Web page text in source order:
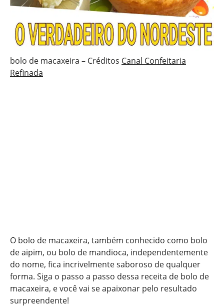
bolo de macaxeira – Créditos Canal Confeitaria
Refinada
O bolo de macaxeira, também conhecido como bolo
de aipim, ou bolo de mandioca, independentemente
do nome, fica incrivelmente saboroso de qualquer
forma. Siga o passo a passo dessa receita de bolo de
macaxeira, e você vai se apaixonar pelo resultado
surpreendente!